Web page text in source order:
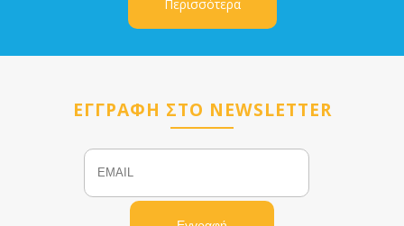
Περισσότερα
ΕΓΓΡΑΦΗ ΣΤΟ NEWSLETTER
Email